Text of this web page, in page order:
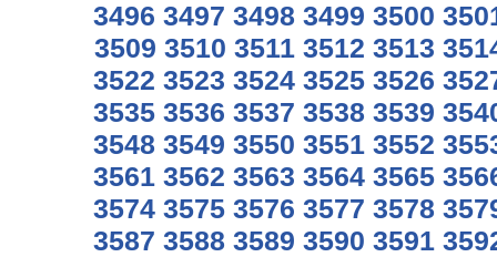
3496 3497 3498 3499 3500
3509 3510 3511 3512 3513
3522 3523 3524 3525 3526
3535 3536 3537 3538 3539
3548 3549 3550 3551 3552
3561 3562 3563 3564 3565
3574 3575 3576 3577 3578
3587 3588 3589 3590 3591